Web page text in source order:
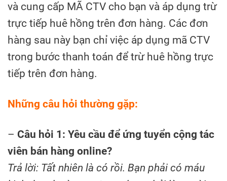
và cung cấp MÃ CTV cho bạn và áp dụng trừ
trực tiếp huê hồng trên đơn hàng. Các đơn
hàng sau này bạn chỉ việc áp dụng mã CTV
trong bước thanh toán để trừ huê hồng trực
tiếp trên đơn hàng.
Những câu hỏi thường gặp:
– Câu hỏi 1: Yêu cầu để ứng tuyển cộng tác
viên bán hàng online?
Trả lời: Tất nhiên là có rồi. Bạn phải có máu